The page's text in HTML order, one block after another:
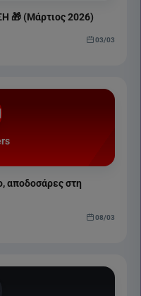
🎁 (Μάρτιος 2026)
03/03
αποδοσάρες στη
08/03